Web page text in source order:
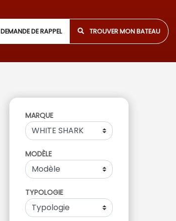
DEMANDE DE RAPPEL TROUVER MON BATEAU
MARQUE
MODÈLE
TYPOLOGIE